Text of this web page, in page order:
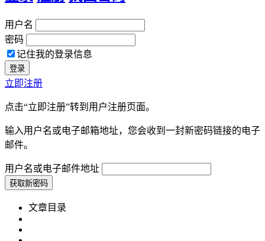
用户名
密码
记住我的登录信息
立即注册
点击“立即注册”转到用户注册页面。
输入用户名或电子邮箱地址，您会收到一封新密码链接的电子
邮件。
用户名或电子邮件地址
文章目录